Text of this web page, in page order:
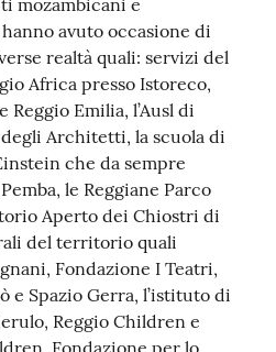
mozambicani e
avuto occasione di
realtà quali: servizi del
Africa presso Istoreco,
Reggio Emilia, l’Ausl di
Architetti, la scuola di
che da sempre
le Reggiane Parco
Aperto dei Chiostri di
del territorio quali
Fondazione I Teatri,
e Spazio Gerra, l’istituto di
Reggio Children e